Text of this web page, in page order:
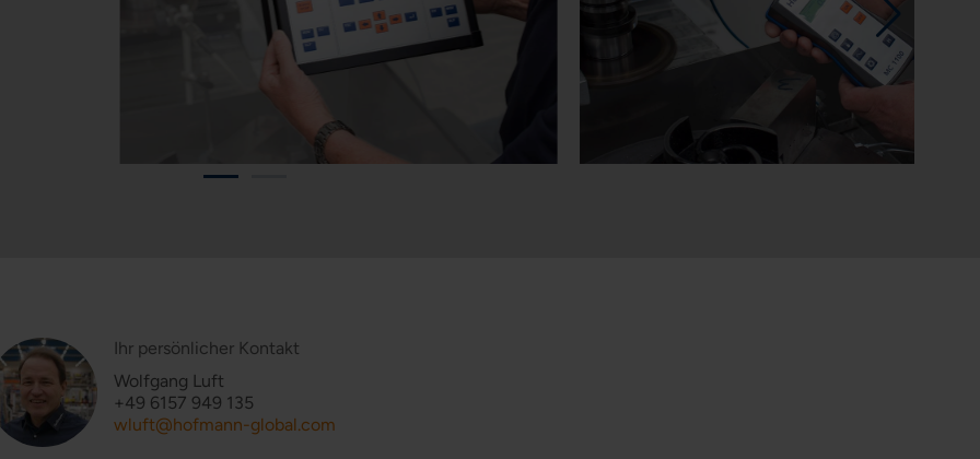
Ihr persönlicher Kontakt
Wolfgang Luft
+49 6157 949 135
wluft@hofmann-global.com